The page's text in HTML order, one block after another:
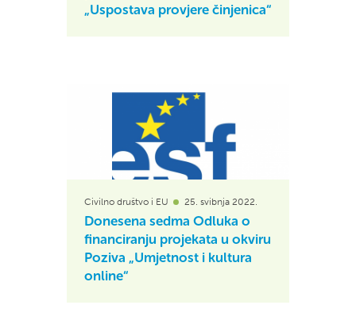
„Uspostava provjere činjenica“
Civilno društvo i EU 25. svibnja 2022.
Donesena sedma Odluka o
financiranju projekata u okviru
Poziva „Umjetnost i kultura
online“